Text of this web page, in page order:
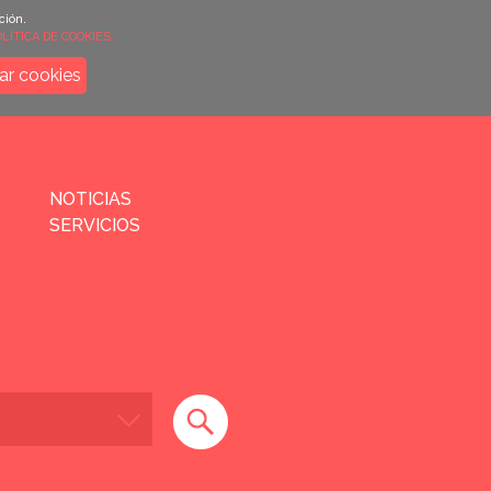
DE COOKIES.
cookies
NOTICIAS
SERVICIOS